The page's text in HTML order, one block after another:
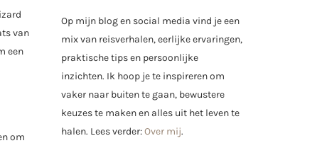
van
een
om
Op mijn blog en social media vind je een
mix van reisverhalen, eerlijke ervaringen,
praktische tips en persoonlijke
inzichten. Ik hoop je te inspireren om
vaker naar buiten te gaan, bewustere
keuzes te maken en alles uit het leven te
halen. Lees verder:Over mij.